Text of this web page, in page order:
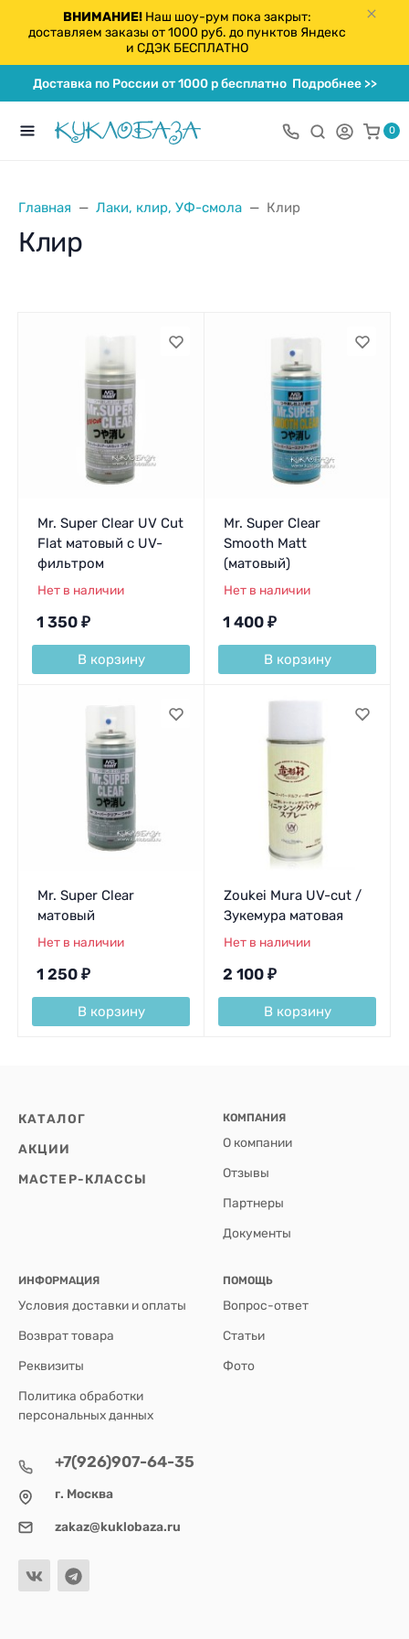
ВНИМАНИЕ!Наш шоу-рум пока закрыт:
доставляем заказы от 1000 руб. до пунктов Яндекс
и СДЭК БЕСПЛАТНО
Доставка по России от 1000 р бесплатноПодробнее >>
0
Главная Лаки, клир, УФ-смола Клир
Клир
Mr. Super Clear UV Cut
Flat матовый с UV-
фильтром
Нет в наличии
1 350 ₽
В корзину
Mr. Super Clear
Smooth Matt
(матовый)
Нет в наличии
1 400 ₽
В корзину
Mr. Super Clear
матовый
Нет в наличии
1 250 ₽
В корзину
Zoukei Mura UV-cut /
Зукемура матовая
Нет в наличии
2 100 ₽
В корзину
КАТАЛОГ
АКЦИИ
МАСТЕР-КЛАССЫ
КОМПАНИЯ
О компании
Отзывы
Партнеры
Документы
ИНФОРМАЦИЯ
Условия доставки и оплаты
Возврат товара
Реквизиты
Политика обработки
персональных данных
ПОМОЩЬ
Вопрос-ответ
Статьи
Фото
+7(926)907-64-35
г. Москва
zakaz@kuklobaza.ru